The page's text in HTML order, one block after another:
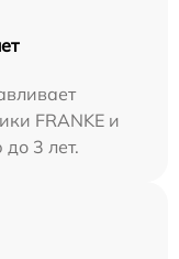
FRANKE и
3 лет.